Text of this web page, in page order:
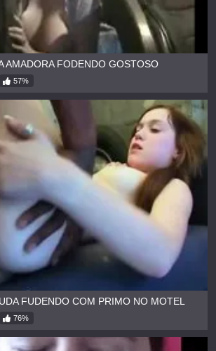
AMADORA FODENDO GOSTOSO
57%
FUDENDO COM PRIMO NO MOTEL
76%